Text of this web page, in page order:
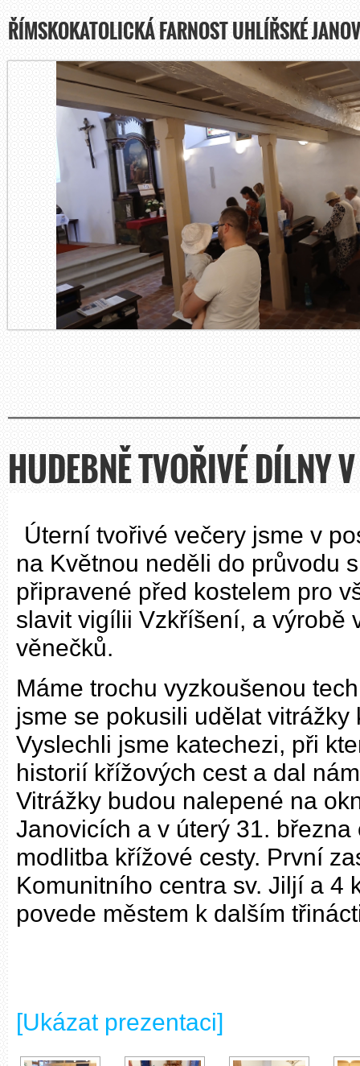
ŘÍMSKOKATOLICKÁ FARNOST UHLÍŘSKÉ
HUDEBNĚ TVOŘIVÉ DÍLNY
Úterní tvořivé večery jsme v
na Květnou neděli do průvodu
připravené před kostelem pro
slavit vigílii Vzkříšení, a výrobě
věnečků.
Máme trochu vyzkoušenou
jsme se pokusili udělat
Vyslechli jsme katechezi, při
historií křížových cest a dal
Vitrážky budou nalepené na
Janovicích a v úterý 31.
modlitba křížové cesty. První
Komunitního centra sv. Jiljí a 4
povede městem k dalším
[Ukázat prezentaci]